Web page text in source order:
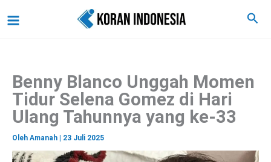
ke
Cari
Benny Blanco Unggah Momen
Tidur Selena Gomez di Hari
Ulang Tahunnya yang ke-33
Oleh Amanah 23 Juli 2025
a